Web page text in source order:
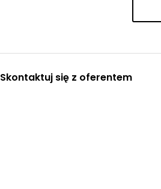
Skontaktuj się z oferentem